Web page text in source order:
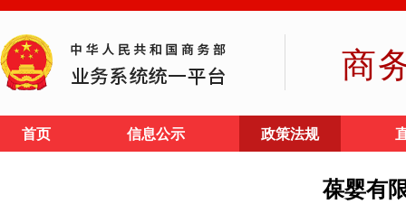
商
首页 信息公示 政策法规
葆婴有